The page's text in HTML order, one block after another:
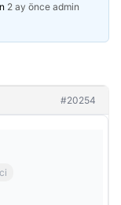
2 ay önce admin
#20254